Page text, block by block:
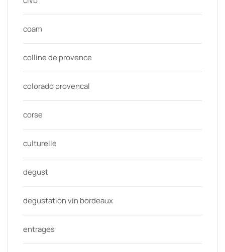
coam
colline de provence
colorado provencal
corse
culturelle
degust
degustation vin bordeaux
entrages